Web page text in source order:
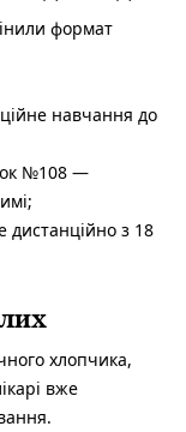
формат
навчання до
№108 —
з 18
хлопчика,
вже